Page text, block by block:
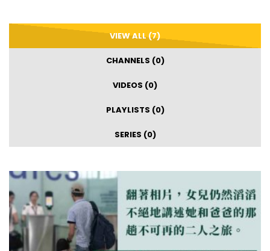
VIEW ALL (7)
CHANNELS (0)
VIDEOS (0)
PLAYLISTS (0)
SERIES (0)